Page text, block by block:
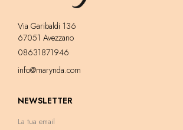
Via Garibaldi 136
67051 Avezzano
08631871946
info@marynda.com
NEWSLETTER